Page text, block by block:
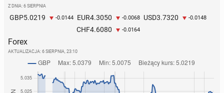
Z DNIA: 6 SIERPNIA
GBP5.0219 -0.0144 EUR4.3050 -0.0068 USD3.7320 -0.0148
CHF4.6080 -0.0164
Forex
AKTUALIZACJA: 6 SIERPNIA, 23:10